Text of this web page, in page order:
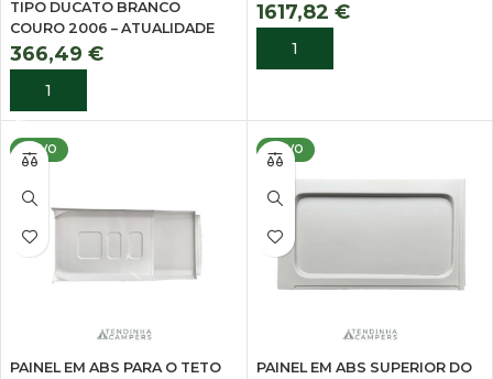
TIPO DUCATO BRANCO
COURO 2006 – ATUALIDADE
366,49 €
ADICIONAR
1617,82 €
ADICIONAR
NOVO
PAINEL EM ABS PARA O TETO
NOVO
PAINEL EM ABS SUPERIOR DO